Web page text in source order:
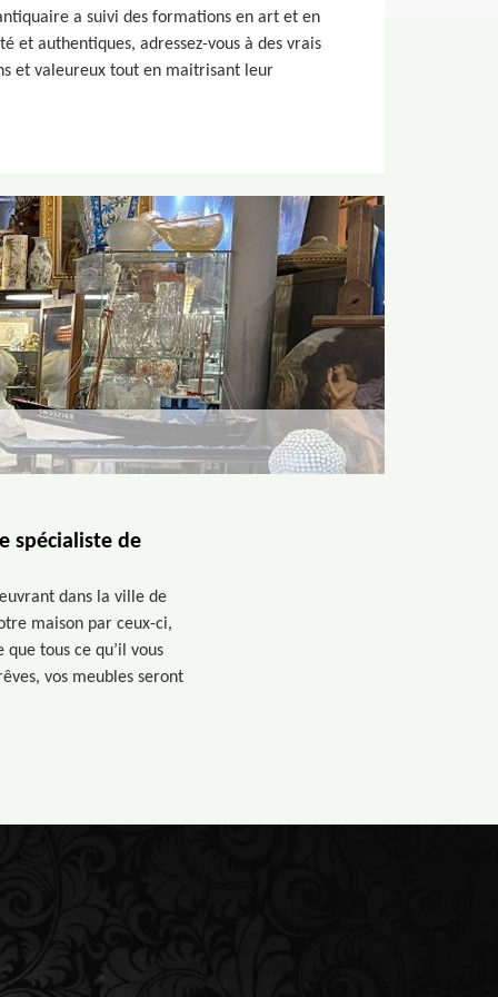
a suivi des formations en art et en
et authentiques, adressez-vous à des vrais
et valeureux tout en maitrisant leur
spécialiste de
dans la ville de
maison par ceux-ci,
que tous ce qu’il vous
vos meubles seront